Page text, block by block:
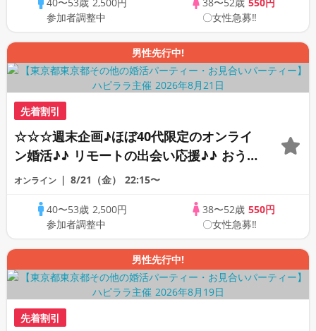
PARTY!!
参加者調整中
〇女性急募‼
男性先行中!
先着割引
☆☆☆週末企画♪ほぼ40代限定のオンライ
ン婚活♪♪ リモートの出会い応援♪♪ おう
ちで乾杯しませんか♪♪ ☆全国の方が対象
PARTY!!
オンライン 8/21（金） 22:15〜
40〜53歳 2,500円
参加者調整中
38〜52歳 550円
〇女性急募‼
男性先行中!
先着割引